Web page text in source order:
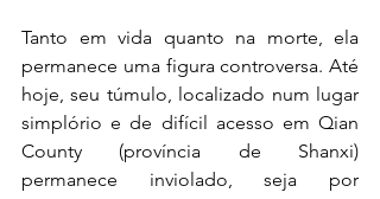
Tanto em vida quanto na morte, ela
permanece uma figura controversa. Até
hoje, seu túmulo, localizado num lugar
simplório e de difícil acesso em Qian
County (província de Shanxi)
permanece inviolado, seja por